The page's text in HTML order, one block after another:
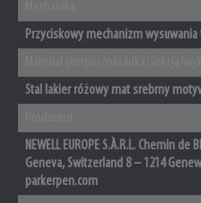
Przyciskowy mechanizm wysuwania
Stal lakier różowy mat srebrny
NEWELL EUROPE S.À.R.L. Chemin
Geneva, Switzerland 8 – 1214
parkerpen.com